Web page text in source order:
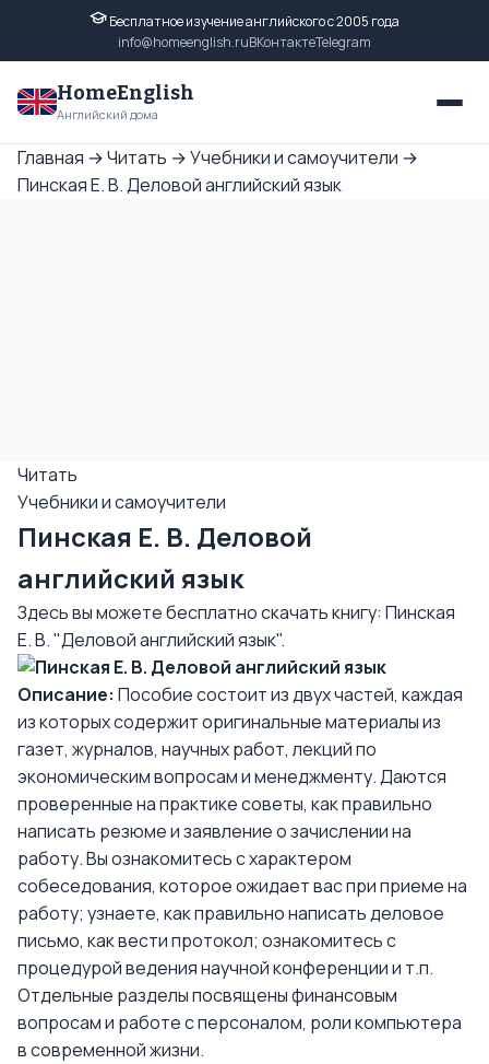
Бесплатное изучение английского с 2005 года
info@homeenglish.ruВКонтактеTelegram
HomeEnglish
Английский дома
Главная →Читать →Учебники и самоучители →
Пинская Е. В. Деловой английский язык
Читать
Учебники и самоучители
Пинская Е. В. Деловой
английский язык
Здесь вы можете бесплатно скачать книгу: Пинская
Е. В. "Деловой английский язык".
Описание: Пособие состоит из двух частей, каждая
из которых содержит оригинальные материалы из
газет, журналов, научных работ, лекций по
экономическим вопросам и менеджменту. Даются
проверенные на практике советы, как правильно
написать резюме и заявление о зачислении на
работу. Вы ознакомитесь с характером
собеседования, которое ожидает вас при приеме на
работу; узнаете, как правильно написать деловое
письмо, как вести протокол; ознакомитесь с
процедурой ведения научной конференции и т.п.
Отдельные разделы посвящены финансовым
вопросам и работе с персоналом, роли компьютера
в современной жизни.